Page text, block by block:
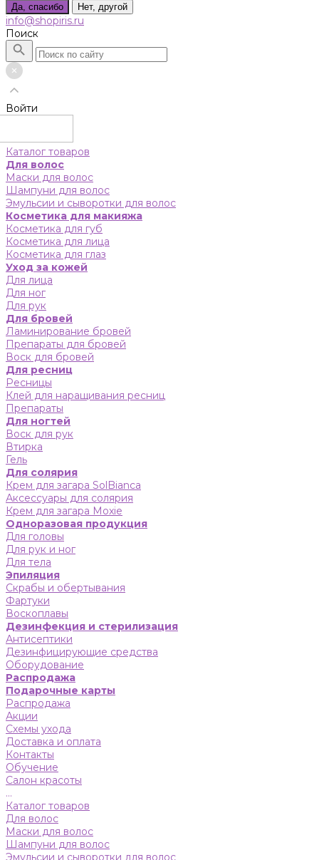
Да, спасибо Нет, другой
info@shopiris.ru
Поиск
Войти
Каталог товаров
Для волос
Маски для волос
Шампуни для волос
Эмульсии и сыворотки для волос
Косметика для макияжа
Косметика для губ
Косметика для лица
Косметика для глаз
Уход за кожей
Для лица
Для ног
Для рук
Для бровей
Ламинирование бровей
Препараты для бровей
Воск для бровей
Для ресниц
Ресницы
Клей для наращивания ресниц
Препараты
Для ногтей
Воск для рук
Втирка
Гель
Для солярия
Крем для загара SolBianca
Аксессуары для солярия
Крем для загара Moxie
Одноразовая продукция
Для головы
Для рук и ног
Для тела
Эпиляция
Скрабы и обертывания
Фартуки
Воскоплавы
Дезинфекция и стерилизация
Антисептики
Дезинфицирующие средства
Оборудование
Распродажа
Подарочные карты
Распродажа
Акции
Схемы ухода
Доставка и оплата
Контакты
Обучение
Салон красоты
...
Каталог товаров
Для волос
Маски для волос
Шампуни для волос
Эмульсии и сыворотки для волос